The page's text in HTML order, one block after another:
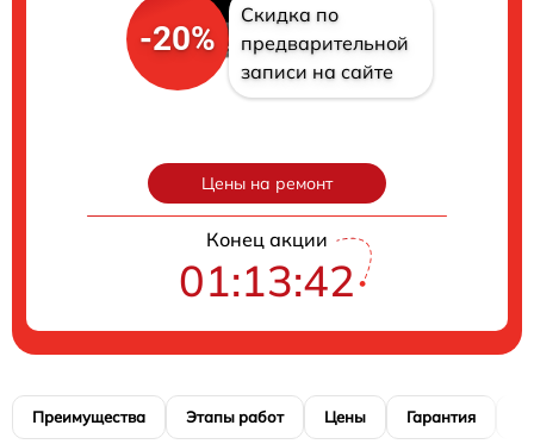
-20%
Скидка по
предварительной
записи на сайте
Цены на ремонт
Конец акции
01:13:41
Преимущества Этапы работ Цены Гарантия